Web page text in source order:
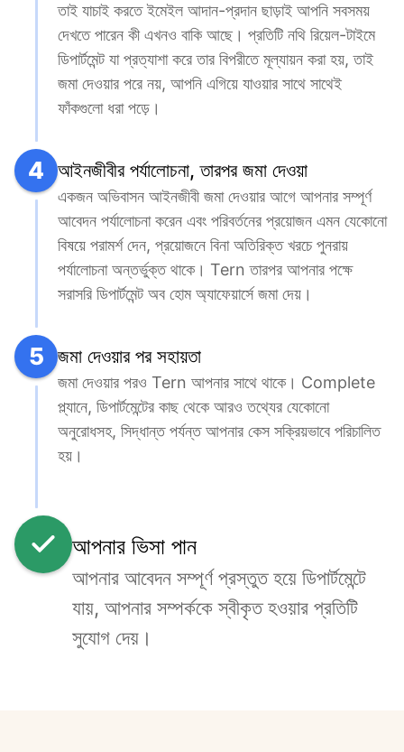
তাই যাচাই করতে ইমেইল আদান-প্রদান ছাড়াই আপনি সবসময়
দেখতে পারেন কী এখনও বাকি আছে। প্রতিটি নথি রিয়েল-টাইমে
ডিপার্টমেন্ট যা প্রত্যাশা করে তার বিপরীতে মূল্যায়ন করা হয়, তাই
জমা দেওয়ার পরে নয়, আপনি এগিয়ে যাওয়ার সাথে সাথেই
ফাঁকগুলো ধরা পড়ে।
4 আইনজীবীর পর্যালোচনা, তারপর জমা দেওয়া
একজন অভিবাসন আইনজীবী জমা দেওয়ার আগে আপনার সম্পূর্ণ
আবেদন পর্যালোচনা করেন এবং পরিবর্তনের প্রয়োজন এমন যেকোনো
বিষয়ে পরামর্শ দেন, প্রয়োজনে বিনা অতিরিক্ত খরচে পুনরায়
পর্যালোচনা অন্তর্ভুক্ত থাকে। Tern তারপর আপনার পক্ষে
সরাসরি ডিপার্টমেন্ট অব হোম অ্যাফেয়ার্সে জমা দেয়।
5 জমা দেওয়ার পর সহায়তা
জমা দেওয়ার পরও Tern আপনার সাথে থাকে। Complete
প্ল্যানে, ডিপার্টমেন্টের কাছ থেকে আরও তথ্যের যেকোনো
অনুরোধসহ, সিদ্ধান্ত পর্যন্ত আপনার কেস সক্রিয়ভাবে পরিচালিত
হয়।
আপনার ভিসা পান
আপনার আবেদন সম্পূর্ণ প্রস্তুত হয়ে ডিপার্টমেন্টে
যায়, আপনার সম্পর্ককে স্বীকৃত হওয়ার প্রতিটি
সুযোগ দেয়।